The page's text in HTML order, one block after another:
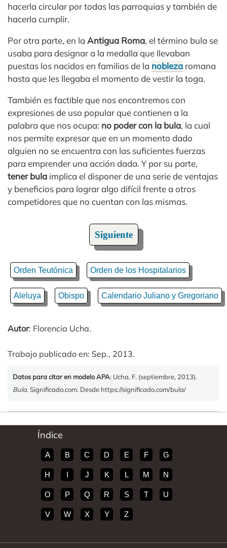
hacerla circular por todas las parroquias y también de
hacerla cumplir.
Por otra parte, en la Antigua Roma, el término bula se
usaba para designar a la medalla que llevaban
puestas los nacidos en familias de la nobleza romana
hasta que les llegaba el momento de vestir la toga.
También es factible que nos encontremos con
expresiones de uso popular que contienen a la
palabra que nos ocupa: no poder con la bula, la cual
nos permite expresar que en un momento dado
alguien no se encuentra con las suficientes fuerzas
para emprender una acción dada. Y por su parte,
tener bula implica el disponer de una serie de ventajas
y beneficios para lograr algo difícil frente a otros
competidores que no cuentan con las mismas.
Siguiente
Orden Teutónica Orden de los Hospitalarios
Aleluya Obispo Calendario Juliano y Gregoriano
Autor: Florencia Ucha.
Trabajo publicado en: Sep., 2013.
Datos para citar en modelo APA: Ucha, F. (septiembre, 2013).
Bula. Significado.com. Desde https://significado.com/bula/
Índice
A B C D E F G
H I J K L M N
O P Q R S T U
V W X Y Z